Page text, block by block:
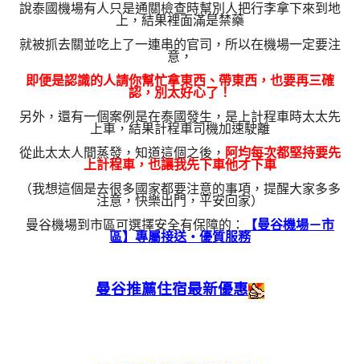
說泰國機場有人只是通關檢查時幫別人把行李拿下來到地
上，結果裡面滿是禁藥
就被抓去關並吃上了一連串的官司，所以在機場一定要注
意，
即便是認識的人請你幫忙拿東西、帶東西，也要再三確
認，別太好心了！
另外，還有一個案例是在泰國發生，是上計程車時太太先
上車，結果計程車司機加速駛離
從此太太人間蒸發，知道這個之後， 阿均每次都堅持要先
上計程車，也讓我先下車他才下車
（我想這個是去很多國家都要注意的事項，提醒大家多多
注意，快樂出門，平安回家）
曼谷機場到市區可選擇安全有保障的：
【曼谷機場－市
區】專屬接送・優質服務
曼谷推薦住宿最新優惠